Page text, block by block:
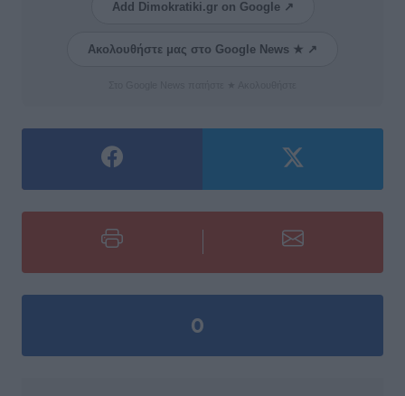
Add Dimokratiki.gr on Google ↗
Ακολουθήστε μας στο Google News ★ ↗
0